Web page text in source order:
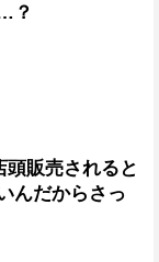
？
販売されると
んだからさっ